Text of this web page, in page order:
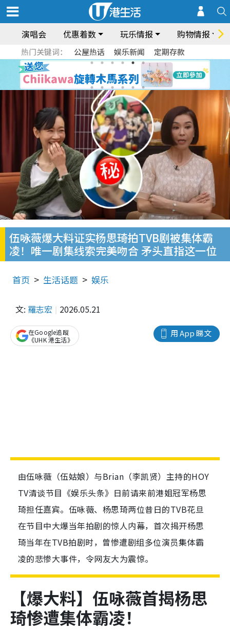
演唱会 优惠着数 玩乐情报 购物情报
热门关键词： 公屋热话 娱乐新闻 定期存款
伍咏薇爆大料证实杨思琦拍TVB剧被集体霸
凌！唯一剧集线索完美吻合 矛头直指这一位
首页 生活话题 娱乐
文: 羅志宏 2026.05.21
用 App 睇文
在Google追蹤
《UHK 港生活》
由伍咏薇（伍姑娘）与Brian（李凯贤）主持的HOY
TV清谈节目《娱乐头条》日前请来前港姐冠军杨思
琦担任嘉宾。伍咏薇、杨思琦两位昔日的TVB花旦
在节目中大爆当年拍剧的惊人内幕，首次揭开杨思
琦当年在TVB拍剧时，曾惨遭剧组多位演员集体霸
凌的悲惨大事件，令网友大为震惊。
【爆大料】伍咏薇首揭杨思
琦惨遭集体霸凌！